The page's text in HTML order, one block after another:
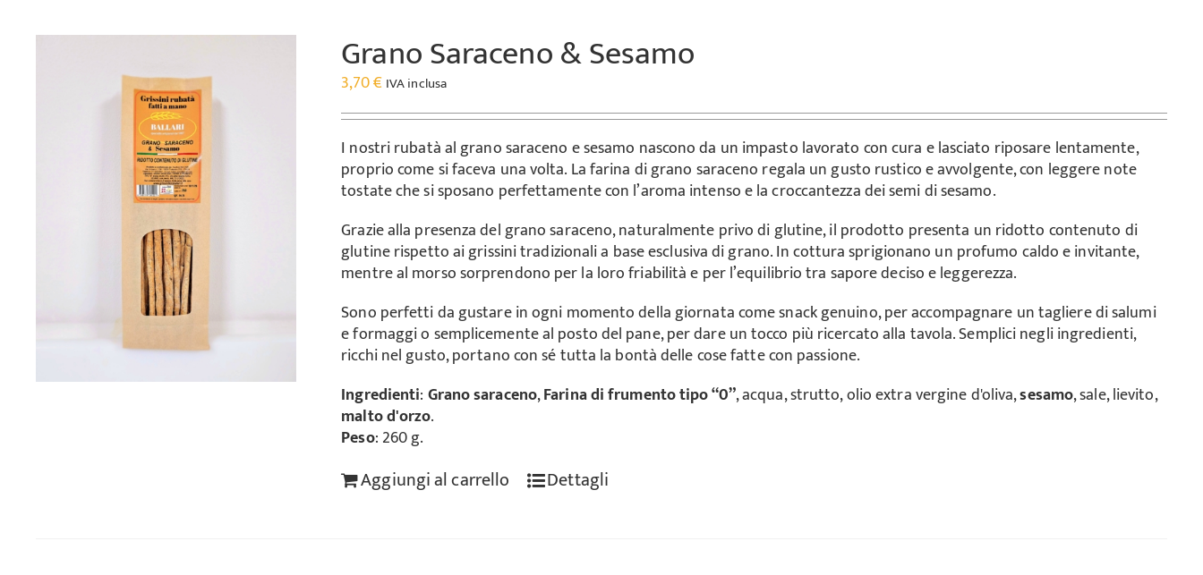
Grano Saraceno & Sesamo
3,70€ IVA inclusa
I nostri rubatà al grano saraceno e sesamo nascono da un impasto lavorato con cura e lasciato riposare lentamente,
proprio come si faceva una volta. La farina di grano saraceno regala un gusto rustico e avvolgente, con leggere note
tostate che si sposano perfettamente con l’aroma intenso e la croccantezza dei semi di sesamo.
Grazie alla presenza del grano saraceno, naturalmente privo di glutine, il prodotto presenta un ridotto contenuto di
glutine rispetto ai grissini tradizionali a base esclusiva di grano. In cottura sprigionano un profumo caldo e invitante,
mentre al morso sorprendono per la loro friabilità e per l’equilibrio tra sapore deciso e leggerezza.
Sono perfetti da gustare in ogni momento della giornata come snack genuino, per accompagnare un tagliere di salumi
e formaggi o semplicemente al posto del pane, per dare un tocco più ricercato alla tavola. Semplici negli ingredienti,
ricchi nel gusto, portano con sé tutta la bontà delle cose fatte con passione.
Ingredienti: Grano saraceno,Farina di frumento tipo “0”, acqua, strutto, olio extra vergine d'oliva,sesamo, sale, lievito,
malto d'orzo.
Peso: 260 g.
Aggiungi al carrello Dettagli